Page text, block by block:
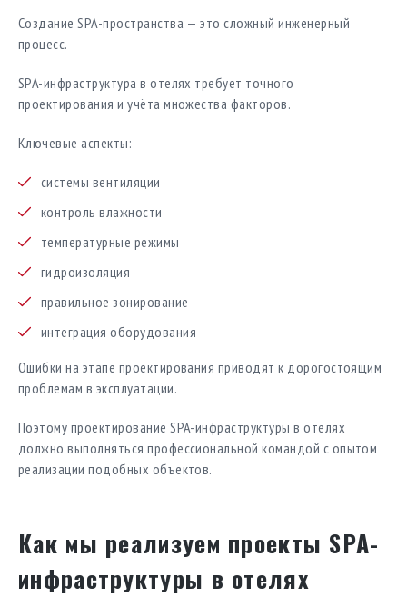
Создание SPA-пространства — это сложный инженерный
процесс.
SPA-инфраструктура в отелях требует точного
проектирования и учёта множества факторов.
Ключевые аспекты:
системы вентиляции
контроль влажности
температурные режимы
гидроизоляция
правильное зонирование
интеграция оборудования
Ошибки на этапе проектирования приводят к дорогостоящим
проблемам в эксплуатации.
Поэтому проектирование SPA-инфраструктуры в отелях
должно выполняться профессиональной командой с опытом
реализации подобных объектов.
Как мы реализуем проекты SPA-
инфраструктуры в отелях